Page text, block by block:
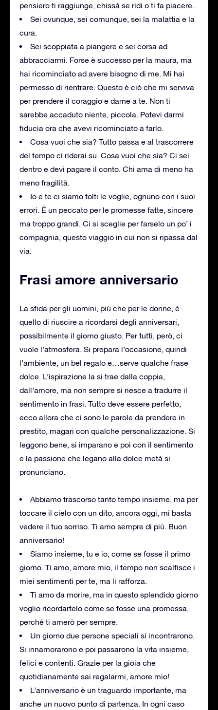
pensiero ti raggiunge, chissà se ridi o ti fa piacere.
Sei ovunque, sei comunque, sei la malattia e la
cura.
Sei scoppiata a piangere e sei corsa ad
abbracciarmi. Forse è successo per la maura, ma
hai ricominciato ad avere bisogno di me. Mi hai
permesso di rientrare. Questo è ciò che mi serviva
per prendere il coraggio e darne a te. Non ti
sarebbe accaduto niente, piccola. Potevi darmi
fiducia ora che avevi ricominciato a farlo.
Cosa vuoi che sia? Tutto passa e al trascorrere
del tempo ci riderai su. Cosa vuoi che sia? Ci sei
dentro e devi pagare il conto. Chi ama di meno ha
meno fragilità.
Io e te ci siamo tolti le voglie, ognuno con i suoi
errori. É un peccato per le promesse fatte, sincere
ma troppo grandi. Ci si sceglie per farselo un po’ i
compagnia, questo viaggio in cui non si ripassa dal
via.
Frasi amore anniversario
La sfida per gli uomini, più che per le donne, è
quello di riuscire a ricordarsi degli anniversari,
possibilmente il giorno giusto. Per tutti, però, ci
vuole l’atmosfera. Si prepara l’occasione, quindi
l’ambiente, un bel regalo e…serve qualche frase
dolce. L’ispirazione la si trae dalla coppia,
dall’amore, ma non sempre si riesce a tradurre il
sentimento in frasi. Tutto deve essere perfetto,
ecco allora che ci sono le parole da prendere in
prestito, magari con qualche personalizzazione. Si
leggono bene, si imparano e poi con il sentimento
e la passione che legano alla dolce metà si
pronunciano.
Abbiamo trascorso tanto tempo insieme, ma per
toccare il cielo con un dito, ancora oggi, mi basta
vedere il tuo sorriso. Ti amo sempre di più. Buon
anniversario!
Siamo insieme, tu e io, come se fosse il primo
giorno. Ti amo, amore mio, il tempo non scalfisce i
miei sentimenti per te, ma li rafforza.
Ti amo da morire, ma in questo splendido giorno
voglio ricordartelo come se fosse una promessa,
perché ti amerò per sempre.
Un giorno due persone speciali si incontrarono.
Si innamorarono e poi passarono la vita insieme,
felici e contenti. Grazie per la gioia che
quotidianamente sai regalarmi, amore mio!
L’anniversario è un traguardo importante, ma
anche un nuovo punto di partenza. In ogni caso